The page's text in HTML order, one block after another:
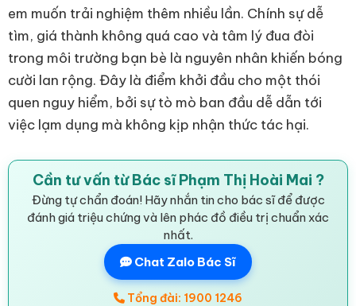
em muốn trải nghiệm thêm nhiều lần. Chính sự dễ
tìm, giá thành không quá cao và tâm lý đua đòi
trong môi trường bạn bè là nguyên nhân khiến bóng
cười lan rộng. Đây là điểm khởi đầu cho một thói
quen nguy hiểm, bởi sự tò mò ban đầu dễ dẫn tới
việc lạm dụng mà không kịp nhận thức tác hại.
Cần tư vấn từ Bác sĩ Phạm Thị Hoài Mai ?
Đừng tự chẩn đoán! Hãy nhắn tin cho bác sĩ để được
đánh giá triệu chứng và lên phác đồ điều trị chuẩn xác
nhất.
Chat Zalo Bác Sĩ
Tổng đài: 1900 1246